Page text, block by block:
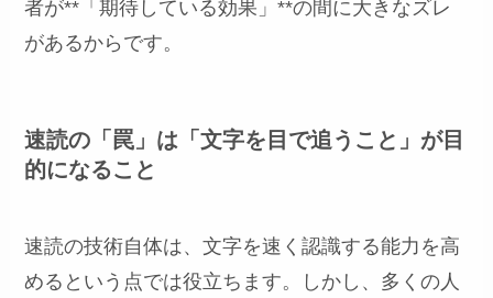
者が**「期待している効果」**の間に大きなズレ
があるからです。
速読の「罠」は「文字を目で追うこと」が目
的になること
速読の技術自体は、文字を速く認識する能力を高
めるという点では役立ちます。しかし、多くの人